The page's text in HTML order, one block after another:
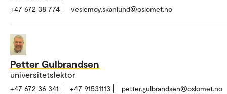
+47 672 38 774 veslemoy.skanlund@oslomet.no
Petter Gulbrandsen
universitetslektor
+47 672 36 341 +47 91531113 petter.gulbrandsen@oslomet.no